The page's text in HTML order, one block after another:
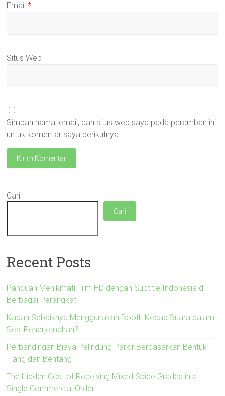
Email*
Situs Web
Simpan nama, email, dan situs web saya pada peramban ini
untuk komentar saya berikutnya.
Cari
Cari
Recent Posts
Panduan Menikmati Film HD dengan Subtitle Indonesia di
Berbagai Perangkat
Kapan Sebaiknya Menggunakan Booth Kedap Suara dalam
Sesi Penerjemahan?
Perbandingan Biaya Pelindung Parkir Berdasarkan Bentuk
Tiang dan Bentang
The Hidden Cost of Receiving Mixed Spice Grades in a
Single Commercial Order